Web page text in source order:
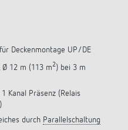
Deckenmontage UP/DE
Ø 12 m (113 m2) bei 3 m
Kanal Präsenz (Relais
durch Parallelschaltung